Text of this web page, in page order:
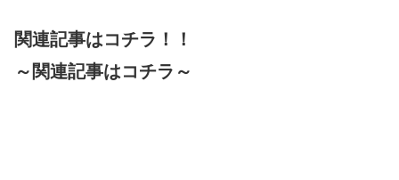
関連記事はコチラ！！
～関連記事はコチラ～